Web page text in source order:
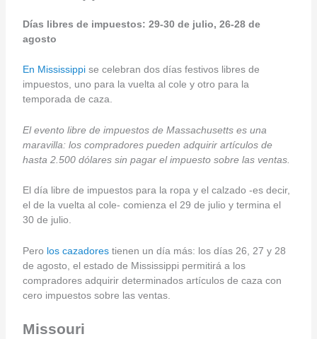
Días libres de impuestos: 29-30 de julio, 26-28 de
agosto
En Mississippise celebran dos días festivos libres de
impuestos, uno para la vuelta al cole y otro para la
temporada de caza.
El evento libre de impuestos de Massachusetts es una
maravilla: los compradores pueden adquirir artículos de
hasta 2.500 dólares sin pagar el impuesto sobre las ventas.
El día libre de impuestos para la ropa y el calzado -es decir,
el de la vuelta al cole- comienza el 29 de julio y termina el
30 de julio.
Pero los cazadorestienen un día más: los días 26, 27 y 28
de agosto, el estado de Mississippi permitirá a los
compradores adquirir determinados artículos de caza con
cero impuestos sobre las ventas.
Missouri